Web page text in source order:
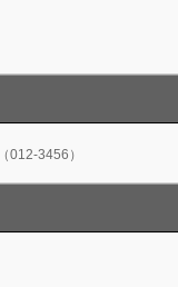
（012-3456）